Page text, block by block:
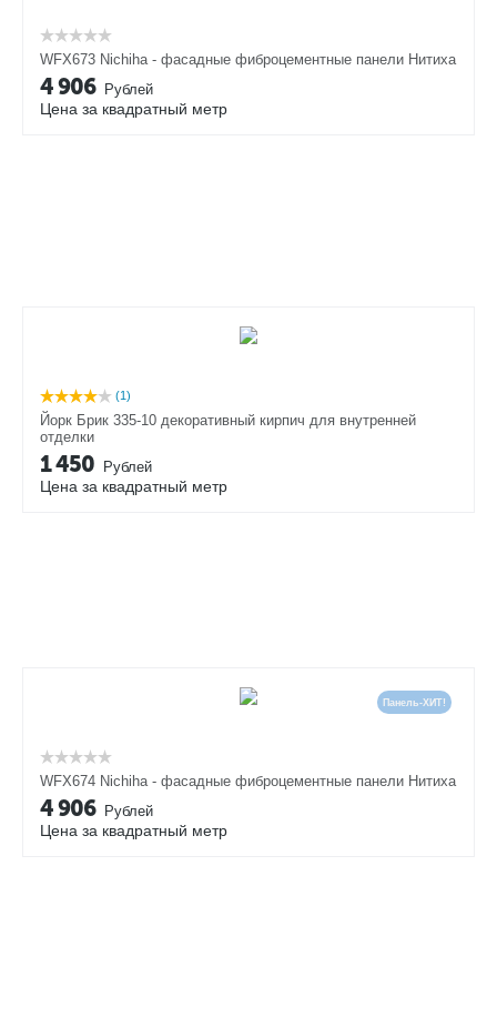
WFX673 Nichiha - фасадные фиброцементные панели Нитиха
4 906 Рублей
Цена за квадратный метр
(1)
Йорк Брик 335-10 декоративный кирпич для внутренней
отделки
1 450 Рублей
Цена за квадратный метр
Панель-ХИТ!
WFX674 Nichiha - фасадные фиброцементные панели Нитиха
4 906 Рублей
Цена за квадратный метр